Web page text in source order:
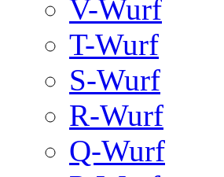
V-Wurf
T-Wurf
S-Wurf
R-Wurf
Q-Wurf